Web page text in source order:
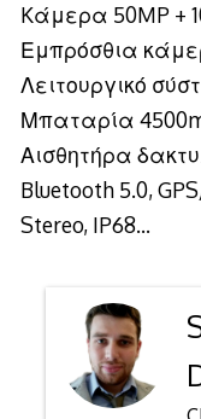
Kάμερα 50MP +
Εμπρόσθια
Λειτουργικό
Μπαταρία
Αισθητήρα
Bluetooth 5.0,
Stereo, IP68…